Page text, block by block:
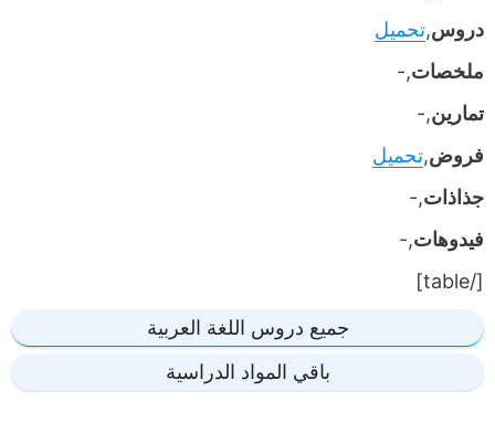
دروس,تحميل
ملخصات,-
تمارين,-
فروض,تحميل
جذاذات,-
فيدوهات,-
[/table]
جميع دروس اللغة العربية
باقي المواد الدراسية